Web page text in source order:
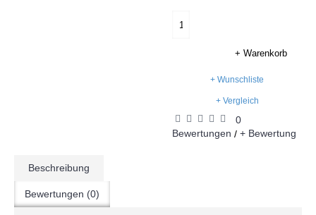
+ Warenkorb
+ Wunschliste
+ Vergleich
0
Bewertungen / + Bewertung
Beschreibung
Bewertungen (0)